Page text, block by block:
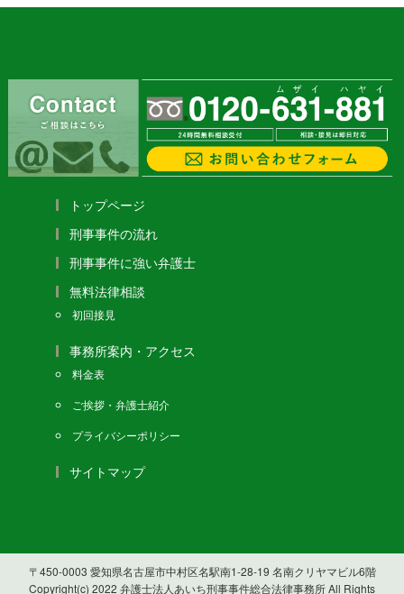
トップページ
刑事事件の流れ
刑事事件に強い弁護士
無料法律相談
初回接見
事務所案内・アクセス
料金表
ご挨拶・弁護士紹介
プライバシーポリシー
サイトマップ
〒450-0003 愛知県名古屋市中村区名駅南1-28-19 名南クリヤマビル6階
Copyright(c) 2022 弁護士法人あいち刑事事件総合法律事務所 All Rights